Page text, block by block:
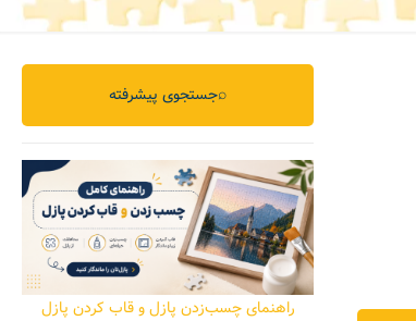
جستجوی پیشرفته⌕
راهنمای چسب‌زدن پازل و قاب کردن پازل